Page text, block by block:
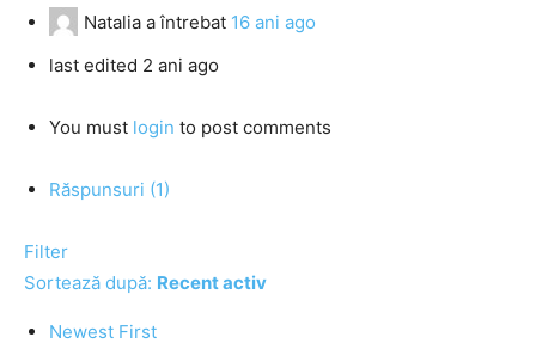
Natalia a întrebat 16 ani ago
last edited 2 ani ago
You must login to post comments
Răspunsuri (1)
Filter
Sortează după: Recent activ
Newest First